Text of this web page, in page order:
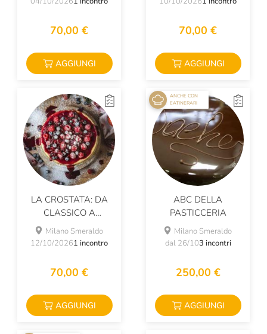
70,00 €
AGGIUNGI
70,00 €
AGGIUNGI
LA CROSTATA: DA
CLASSICO A
CONTEMPORANEO
Milano Smeraldo
12/10/20261 incontro
70,00 €
AGGIUNGI
ANCHE CON
EATINERARI
ABC DELLA
PASTICCERIA
Milano Smeraldo
dal 26/103 incontri
250,00 €
AGGIUNGI